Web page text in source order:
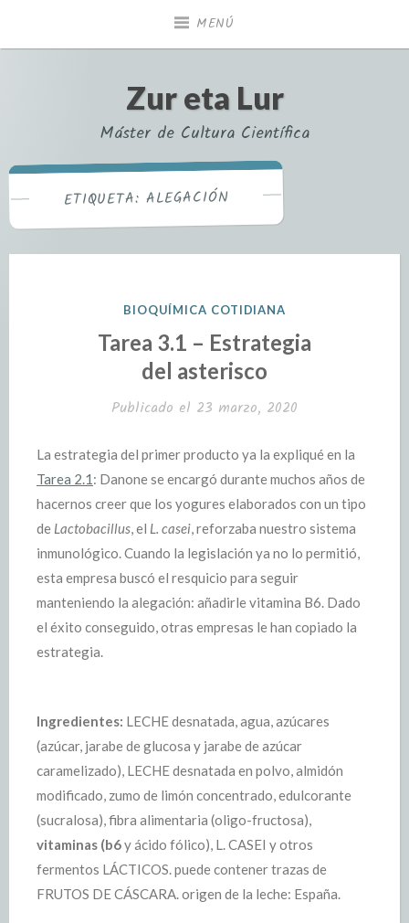
MENÚ
Zur eta Lur
Máster de Cultura Científica
ETIQUETA:ALEGACIÓN
BIOQUÍMICA COTIDIANA
Tarea 3.1 – Estrategia
del asterisco
Publicado el 23 marzo, 2020
La estrategia del primer producto ya la expliqué en la
Tarea 2.1 : Danone se encargó durante muchos años de
hacernos creer que los yogures elaborados con un tipo
de Lactobacillus , el L. casei , reforzaba nuestro sistema
inmunológico. Cuando la legislación ya no lo permitió,
esta empresa buscó el resquicio para seguir
manteniendo la alegación: añadirle vitamina B6. Dado
el éxito conseguido, otras empresas le han copiado la
estrategia.
Ingredientes: LECHE desnatada, agua, azúcares
(azúcar, jarabe de glucosa y jarabe de azúcar
caramelizado), LECHE desnatada en polvo, almidón
modificado, zumo de limón concentrado, edulcorante
(sucralosa), fibra alimentaria (oligo-fructosa),
vitaminas (b6y ácido fólico), L. CASEI y otros
fermentos LÁCTICOS. puede contener trazas de
FRUTOS DE CÁSCARA. origen de la leche: España.